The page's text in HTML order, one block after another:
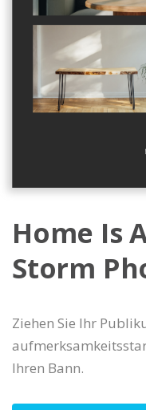
Home Is
Storm
Ziehen Sie Ihr
Ihren Bann.